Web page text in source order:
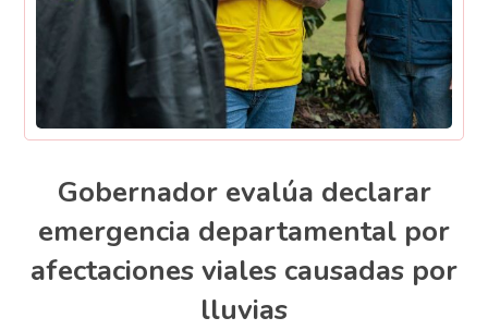
Gobernador evalúa declarar
emergencia departamental por
afectaciones viales causadas por
lluvias